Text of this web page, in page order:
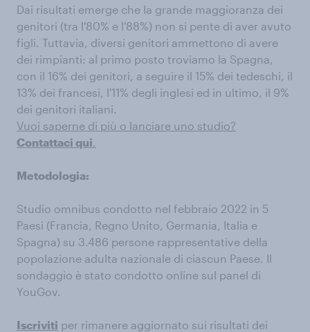
Dai risultati emerge che la grande maggioranza dei
genitori (tra l'80% e l'88%) non si pente di aver avuto
figli. Tuttavia, diversi genitori ammettono di avere
dei rimpianti: al primo posto troviamo la Spagna,
con il 16% dei genitori, a seguire il 15% dei tedeschi, il
13% dei francesi, l'11% degli inglesi ed in ultimo, il 9%
dei genitori italiani.
Vuoi saperne di più o lanciare uno studio?
Contattaci qui.
Metodologia:
Studio omnibus condotto nel febbraio 2022 in 5
Paesi (Francia, Regno Unito, Germania, Italia e
Spagna) su 3.486 persone rappresentative della
popolazione adulta nazionale di ciascun Paese. Il
sondaggio è stato condotto online sul panel di
YouGov.
Iscriviti per rimanere aggiornato sui risultati dei